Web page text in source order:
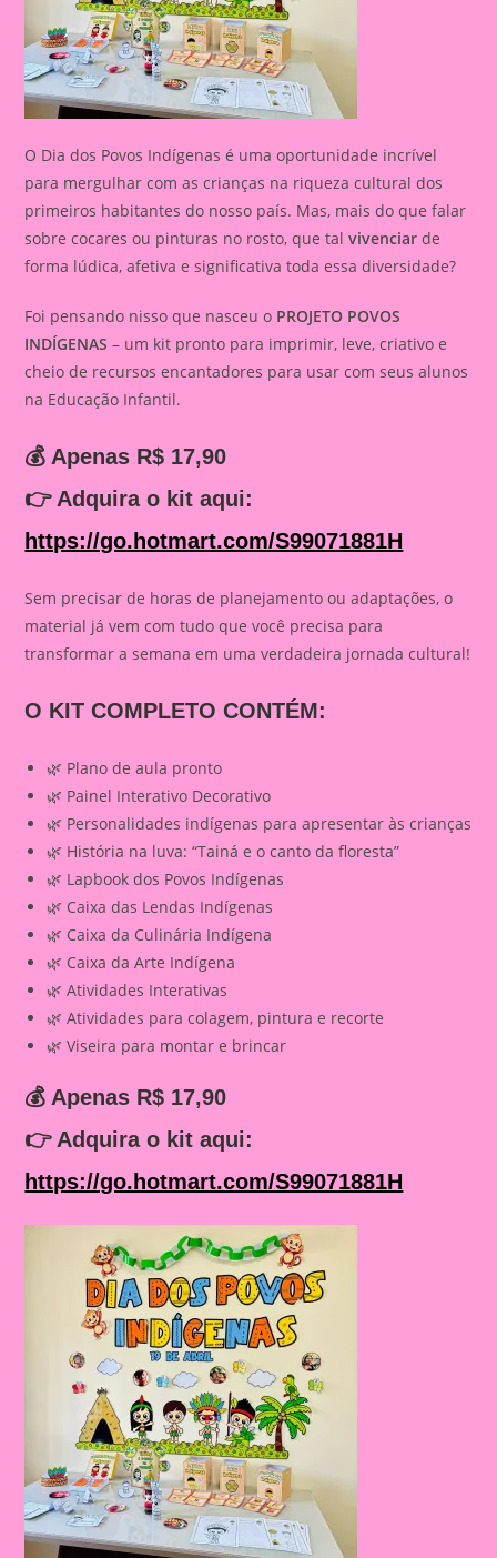
O Dia dos Povos Indígenas é uma oportunidade incrível
para mergulhar com as crianças na riqueza cultural dos
primeiros habitantes do nosso país. Mas, mais do que falar
sobre cocares ou pinturas no rosto, que talvivenciar de
forma lúdica, afetiva e significativa toda essa diversidade?
Foi pensando nisso que nasceu o PROJETO POVOS
INDÍGENAS – um kit pronto para imprimir, leve, criativo e
cheio de recursos encantadores para usar com seus alunos
na Educação Infantil.
💰 Apenas R$ 17,90
👉 Adquira o kit aqui:
https://go.hotmart.com/S99071881H
Sem precisar de horas de planejamento ou adaptações, o
material já vem com tudo que você precisa para
transformar a semana em uma verdadeira jornada cultural!
O KIT COMPLETO CONTÉM:
🌿 Plano de aula pronto
🌿 Painel Interativo Decorativo
🌿 Personalidades indígenas para apresentar às crianças
🌿 História na luva: “Tainá e o canto da floresta”
🌿 Lapbook dos Povos Indígenas
🌿 Caixa das Lendas Indígenas
🌿 Caixa da Culinária Indígena
🌿 Caixa da Arte Indígena
🌿 Atividades Interativas
🌿 Atividades para colagem, pintura e recorte
🌿 Viseira para montar e brincar
💰 Apenas R$ 17,90
👉 Adquira o kit aqui:
https://go.hotmart.com/S99071881H